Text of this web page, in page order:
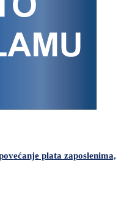
plata zaposlenima,